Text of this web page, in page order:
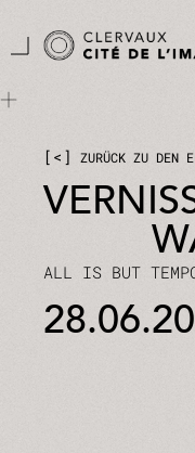
< ZURÜCK ZU DEN
ALL IS BUT